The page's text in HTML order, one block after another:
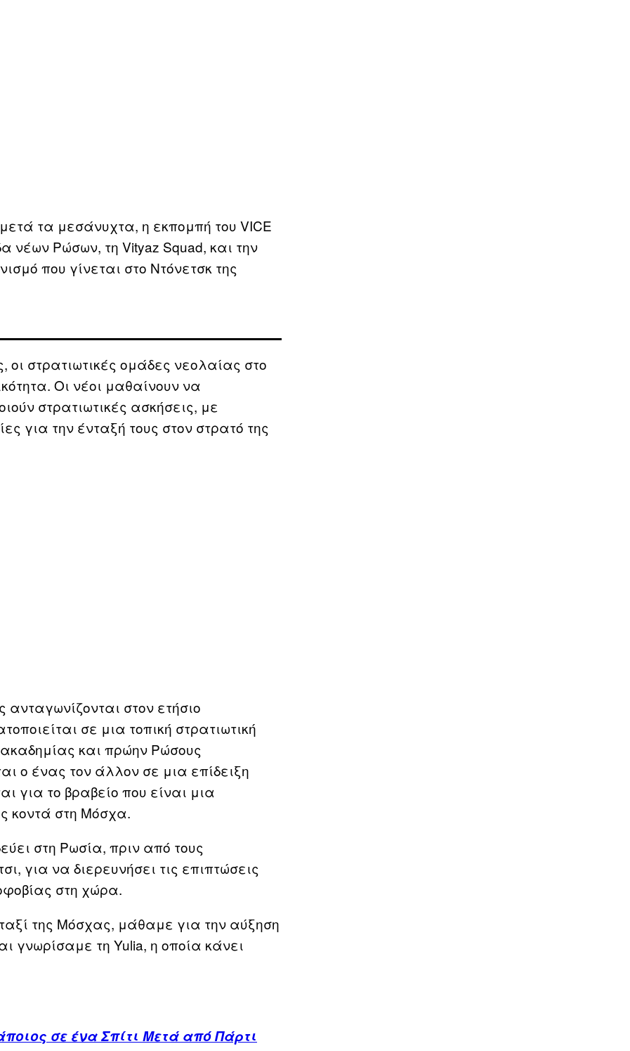
τα μεσάνυχτα, η εκπομπή του VICE
νέων Ρώσων, τη Vityaz Squad, και την
που γίνεται στο Ντόνετσκ της
οι στρατιωτικές ομάδες νεολαίας στο
Οι νέοι μαθαίνουν να
στρατιωτικές ασκήσεις, με
για την ένταξή τους στον στρατό της
στον ετήσιο
σε μια τοπική στρατιωτική
και πρώην Ρώσους
ο ένας τον άλλον σε μια επίδειξη
για το βραβείο που είναι μια
κοντά στη Μόσχα.
στη Ρωσία, πριν από τους
για να διερευνήσει τις επιπτώσεις
στη χώρα.
της Μόσχας, μάθαμε για την αύξηση
γνωρίσαμε τη Yulia, η οποία κάνει
σε ένα Σπίτι Μετά από Πάρτι